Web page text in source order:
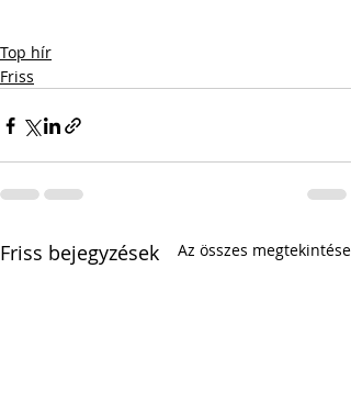
Top hír
Friss
Friss bejegyzések Az összes megtekintése